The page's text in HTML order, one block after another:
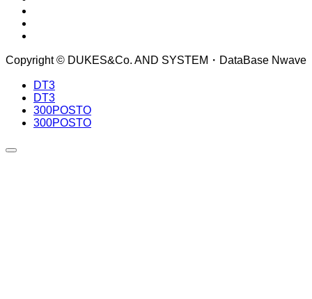
Copyright © DUKES&Co. AND SYSTEM・DataBase Nwave
DT3
DT3
300POSTO
300POSTO